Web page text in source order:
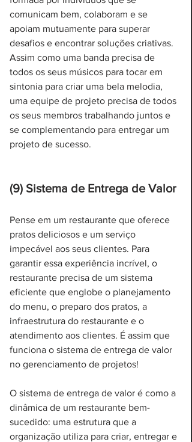
comunicam bem, colaboram e se
apoiam mutuamente para superar
desafios e encontrar soluções criativas.
Assim como uma banda precisa de
todos os seus músicos para tocar em
sintonia para criar uma bela melodia,
uma equipe de projeto precisa de todos
os seus membros trabalhando juntos e
se complementando para entregar um
projeto de sucesso.
(9) Sistema de Entrega de Valor
Pense em um restaurante que oferece
pratos deliciosos e um serviço
impecável aos seus clientes. Para
garantir essa experiência incrível, o
restaurante precisa de um sistema
eficiente que englobe o planejamento
do menu, o preparo dos pratos, a
infraestrutura do restaurante e o
atendimento aos clientes. É assim que
funciona o sistema de entrega de valor
no gerenciamento de projetos!
O sistema de entrega de valor é como a
dinâmica de um restaurante bem-
sucedido: uma estrutura que a
organização utiliza para criar, entregar e